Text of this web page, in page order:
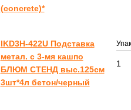
(concrete)*
IKD3H-422U Подставка
метал. с 3-мя кашпо
БЛЮМ СТЕНД выс.125см
3шт*4л бетон/черный
1